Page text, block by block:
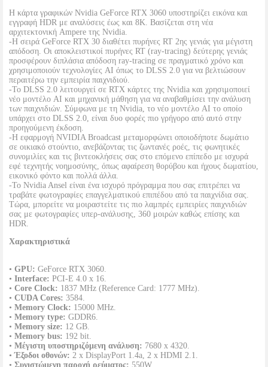
Η κάρτα γραφικών Nvidia GeForce RTX 3060 υποστηρίζει εικόνα και
εγγραφή HDR με αναλύσεις έως και 8K. Βασίζεται στη νέα
αρχιτεκτονική Ampere της Nvidia.
-Η σειρά GeForce RTX 30 διαθέτει πυρήνες RT 2ης γενιάς για μέγιστη
απόδοση. Οι αποκλειστικοί πυρήνες RT (ray-tracing) δεύτερης γενιάς
προσφέρουν διπλάσια απόδοση ray-tracing σε πραγματικό χρόνο και
χρησιμοποιούν τεχνολογίες AI όπως το DLSS 2.0 για να βελτιώσουν
περαιτέρω την εμπειρία παιχνιδιού.
-Το DLSS 2.0 λειτουργεί σε RTX κάρτες της Nvidia και χρησιμοποιεί
νέο μοντέλο AI και μηχανική μάθηση για να αναβαθμίσει την ανάλυση
των παιχνιδιών. Σύμφωνα με τη Nvidia, το νέο μοντέλο AI το οποίο
υπάρχει στο DLSS 2.0, είναι δυο φορές πιο γρήγορο από αυτό στην
προηγούμενη έκδοση.
-Η εφαρμογή NVIDIA Broadcast μεταμορφώνει οποιοδήποτε δωμάτιο
σε οικιακό στούντιο, ανεβάζοντας τις ζωντανές ροές, τις φωνητικές
συνομιλίες και τις βιντεοκλήσεις σας στο επόμενο επίπεδο με ισχυρά
εφέ τεχνητής νοημοσύνης, όπως αφαίρεση θορύβου και ήχους δωματίου,
εικονικό φόντο και πολλά άλλα.
-Το Nvidia Ansel είναι ένα ισχυρό πρόγραμμα που σας επιτρέπει να
τραβάτε φωτογραφίες επαγγελματικού επιπέδου από τα παιχνίδια σας.
Τώρα, μπορείτε να μοιραστείτε τις πιο λαμπρές εμπειρίες παιχνιδιών
σας με φωτογραφίες υπερ-ανάλυσης, 360 μοιρών καθώς επίσης και
HDR.
Χαρακτηριστικά
• GPU: GeForce RTX 3060.
• Interface: PCI-E 4.0 x 16.
• Core Clock: 1837 MHz (Reference Card: 1777 MHz).
• CUDA Cores: 3584.
• Memory Clock: 15000 MHz.
• Memory type: GDDR6.
• Memory size: 12 GB.
• Memory bus: 192 bit.
• Μέγιστη υποστηριζόμενη ανάλυση: 7680 x 4320.
•Έξοδοι οθονών: 2 x DisplayPort 1.4a, 2 x HDMI 2.1.
• Συνιστώμενη παροχή ρεύματος: 550W.